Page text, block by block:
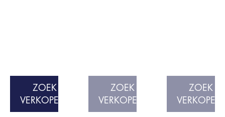
ZOEK
VERKOPERS
ZOEK
VERKOPERS
ZOEK
VERKOPERS